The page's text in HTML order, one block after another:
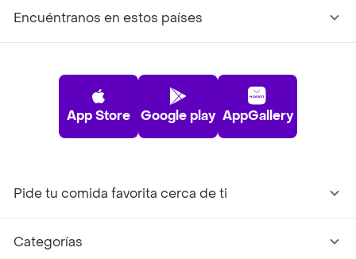
Encuéntranos en estos países
App Store Google play AppGallery
Pide tu comida favorita cerca de ti
Categorías